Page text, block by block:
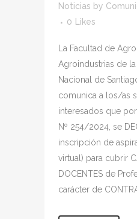
Noticias by
0
Likes
La Facultad de
Agroindustrias de
Nacional de
comunica a los/as
interesados que
Nº 254/2024, se
inscripción de
virtual) para cubrir
DOCENTES de
carácter de